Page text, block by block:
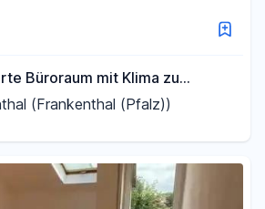
Büroraum mit Klima zu
(Frankenthal (Pfalz))